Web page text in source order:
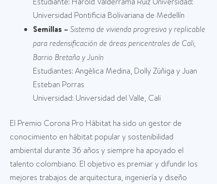
Universidad Pontificia Bolivariana de Medellín
Semillas – Sistema de vivienda progresiva y replicable
para redensificación de áreas pericentrales de Cali,
Barrio Bretaña y Junín
Estudiantes: Angélica Medina, Dolly Zúñiga y Juan
Esteban Porras
Universidad: Universidad del Valle, Cali
El Premio Corona Pro Hábitat ha sido un gestor de
conocimiento en hábitat popular y sostenibilidad
ambiental durante 36 años y siempre ha apoyado el
talento colombiano. El objetivo es premiar y difundir los
mejores trabajos de arquitectura, ingeniería y diseño